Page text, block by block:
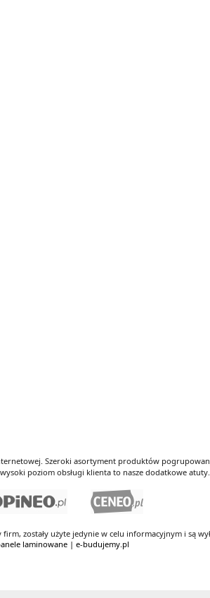
Szeroki asortyment produktów
poziom obsługi klienta to nasze dodatkowe
zostały użyte jedynie w celu informacyjnym i są
laminowane | e-budujemy.pl